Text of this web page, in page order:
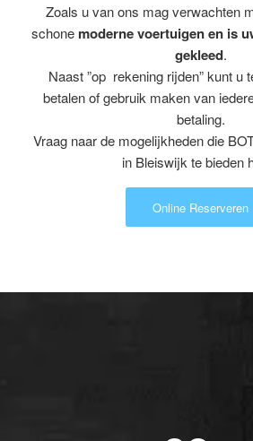
Zoals u van ons mag verwachten
schone moderne voertuigen en is
gekleed.
Naast ”op rekening rijden” kunt u
betalen of gebruik maken van
betaling.
Vraag naar de mogelijkheden die
in Bleiswijk te bieden
Online Reserveren